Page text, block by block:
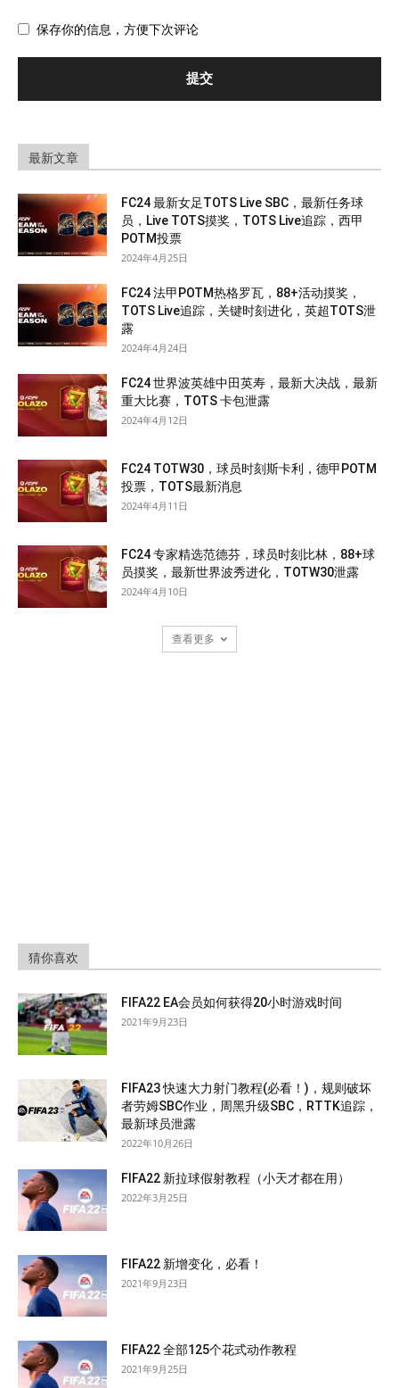
保存你的信息，方便下次评论
最新文章
FC24 最新女足TOTS Live SBC，最新任务球
员，Live TOTS摸奖，TOTS Live追踪，西甲
POTM投票
2024年4月25日
FC24 法甲POTM热格罗瓦，88+活动摸奖，
TOTS Live追踪，关键时刻进化，英超TOTS泄
露
2024年4月24日
FC24 世界波英雄中田英寿，最新大决战，最新
重大比赛，TOTS 卡包泄露
2024年4月12日
FC24 TOTW30，球员时刻斯卡利，德甲POTM
投票，TOTS最新消息
2024年4月11日
FC24 专家精选范德芬，球员时刻比林，88+球
员摸奖，最新世界波秀进化，TOTW30泄露
2024年4月10日
查看更多
猜你喜欢
FIFA22 EA会员如何获得20小时游戏时间
2021年9月23日
FIFA23 快速大力射门教程(必看！)，规则破坏
者劳姆SBC作业，周黑升级SBC，RTTK追踪，
最新球员泄露
2022年10月26日
FIFA22 新拉球假射教程（小天才都在用）
2022年3月25日
FIFA22 新增变化，必看！
2021年9月23日
FIFA22 全部125个花式动作教程
2021年9月25日